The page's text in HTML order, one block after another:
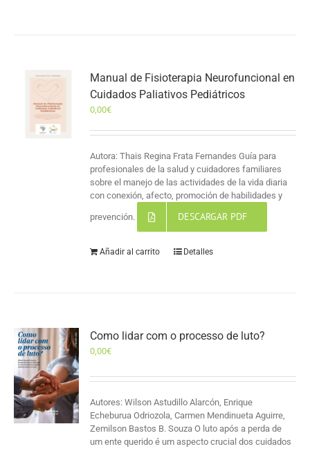
Manual de Fisioterapia Neurofuncional en
Cuidados Paliativos Pediátricos
0,00€
Autora: Thais Regina Frata Fernandes Guía para
profesionales de la salud y cuidadores familiares
sobre el manejo de las actividades de la vida diaria
con conexión, afecto, promoción de habilidades y
prevención. DESCARGAR PDF
Añadir al carrito Detalles
Como lidar com o processo de luto?
0,00€
Autores: Wilson Astudillo Alarcón, Enrique
Echeburua Odriozola, Carmen Mendinueta Aguirre,
Zemilson Bastos B. Souza O luto após a perda de
um ente querido é um aspecto crucial dos cuidados